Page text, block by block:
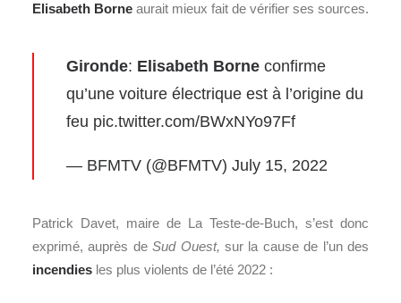
Elisabeth Borne aurait mieux fait de vérifier ses sources.
Gironde: Elisabeth Borne confirme
qu’une voiture électrique est à l’origine du
feu pic.twitter.com/BWxNYo97Ff
— BFMTV (@BFMTV) July 15, 2022
Patrick Davet, maire de La Teste-de-Buch, s’est donc
exprimé, auprès deSud Ouest, sur la cause de l’un des
incendies les plus violents de l’été 2022 :